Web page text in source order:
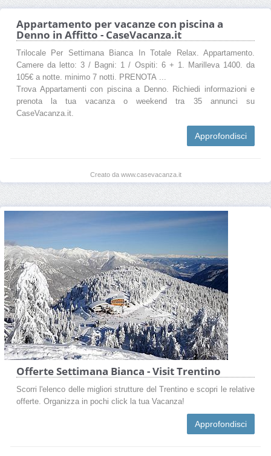
Appartamento per vacanze con piscina a
Denno in Affitto - CaseVacanza.it
Trilocale Per Settimana Bianca In Totale Relax. Appartamento.
Camere da letto: 3 / Bagni: 1 / Ospiti: 6 + 1. Marilleva 1400. da
105€ a notte. minimo 7 notti. PRENOTA ...
Trova Appartamenti con piscina a Denno. Richiedi informazioni e
prenota la tua vacanza o weekend tra 35 annunci su
CaseVacanza.it.
Approfondisci
Creato da www.casevacanza.it
Offerte Settimana Bianca - Visit Trentino
Scorri l'elenco delle migliori strutture del Trentino e scopri le relative
offerte. Organizza in pochi click la tua Vacanza!
Approfondisci